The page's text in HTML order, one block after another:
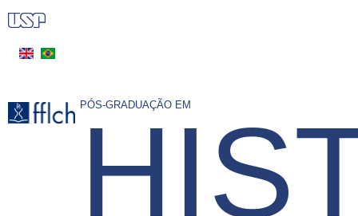
Pular
principal
PÓS-GRADUAÇÃO EM